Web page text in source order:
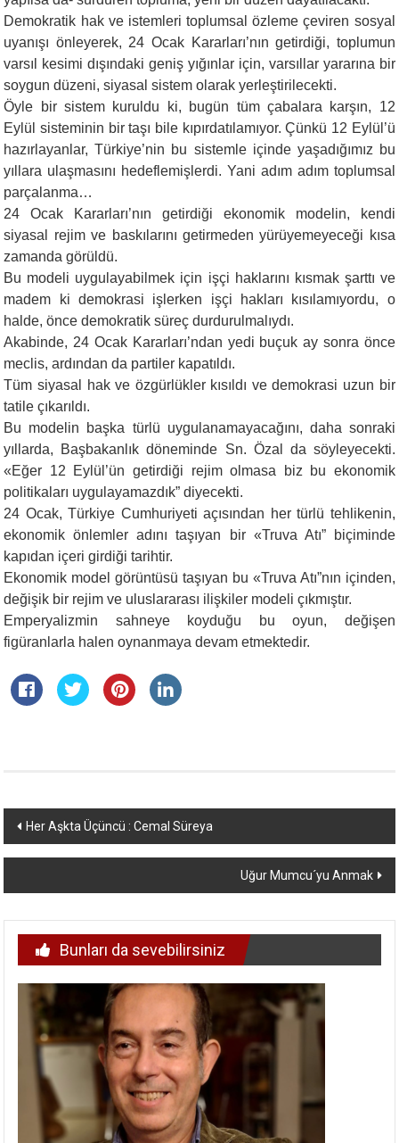
Demokratik hak ve istemleri toplumsal özleme çeviren sosyal
uyanışı önleyerek, 24 Ocak Kararları’nın getirdiği, toplumun
varsıl kesimi dışındaki geniş yığınlar için, varsıllar yararına bir
soygun düzeni, siyasal sistem olarak yerleştirilecekti.
Öyle bir sistem kuruldu ki, bugün tüm çabalara karşın, 12
Eylül sisteminin bir taşı bile kıpırdatılamıyor. Çünkü 12 Eylül’ü
hazırlayanlar, Türkiye’nin bu sistemle içinde yaşadığımız bu
yıllara ulaşmasını hedeflemişlerdi. Yani adım adım toplumsal
parçalanma…
24 Ocak Kararları’nın getirdiği ekonomik modelin, kendi
siyasal rejim ve baskılarını getirmeden yürüyemeyeceği kısa
zamanda görüldü.
Bu modeli uygulayabilmek için işçi haklarını kısmak şarttı ve
madem ki demokrasi işlerken işçi hakları kısılamıyordu, o
halde, önce demokratik süreç durdurulmalıydı.
Akabinde, 24 Ocak Kararları’ndan yedi buçuk ay sonra önce
meclis, ardından da partiler kapatıldı.
Tüm siyasal hak ve özgürlükler kısıldı ve demokrasi uzun bir
tatile çıkarıldı.
Bu modelin başka türlü uygulanamayacağını, daha sonraki
yıllarda, Başbakanlık döneminde Sn. Özal da söyleyecekti.
«Eğer 12 Eylül’ün getirdiği rejim olmasa biz bu ekonomik
politikaları uygulayamazdık” diyecekti.
24 Ocak, Türkiye Cumhuriyeti açısından her türlü tehlikenin,
ekonomik önlemler adını taşıyan bir «Truva Atı” biçiminde
kapıdan içeri girdiği tarihtir.
Ekonomik model görüntüsü taşıyan bu «Truva Atı”nın içinden,
değişik bir rejim ve uluslararası ilişkiler modeli çıkmıştır.
Emperyalizmin sahneye koyduğu bu oyun, değişen
figüranlarla halen oynanmaya devam etmektedir.
Yazı
dolaşımı
Her Aşkta Üçüncü : Cemal Süreya
Uğur Mumcu´yu Anmak
Bunları da sevebilirsiniz